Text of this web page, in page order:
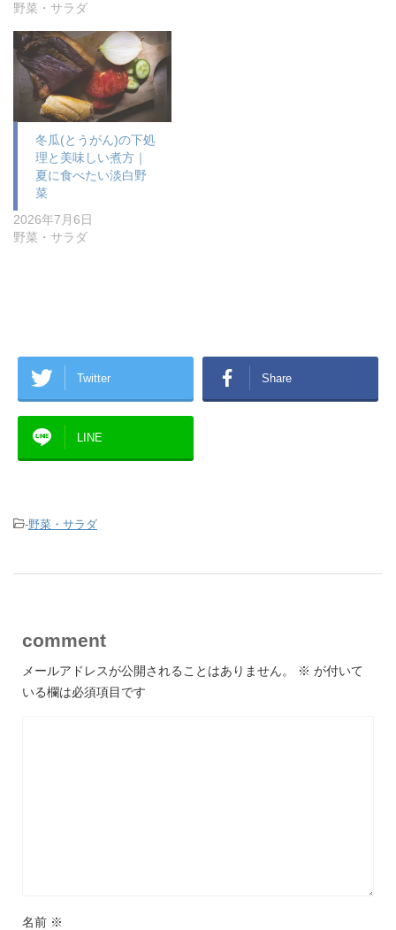
野菜・サラダ
冬瓜(とうがん)の下処
理と美味しい煮方｜
夏に食べたい淡白野
菜
2026年7月6日
野菜・サラダ
Twitter Share
LINE
-野菜・サラダ
comment
メールアドレスが公開されることはありません。 ※ が付いて
いる欄は必須項目です
名前 ※